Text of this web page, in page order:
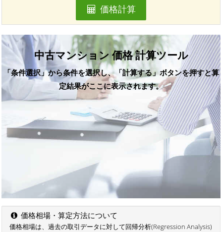
価格計算
中古マンション 価格 計算ツール
「条件選択」から条件を選択し、「計算する」ボタンを押すと算
定結果がここに表示されます。
価格相場・算定方法について
価格相場は、過去の取引データに対して回帰分析(Regression Analysis)